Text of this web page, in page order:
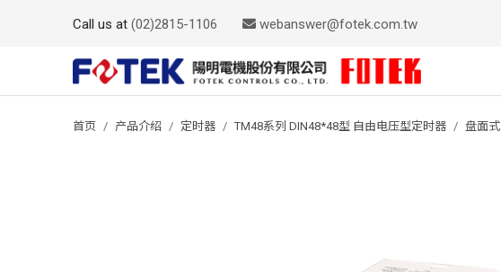
Call us at (02)2815-1106 webanswer@fotek.com.tw
首页 产品介绍 定时器 TM48系列 DIN48*48型 自由电压型定时器 盘面式